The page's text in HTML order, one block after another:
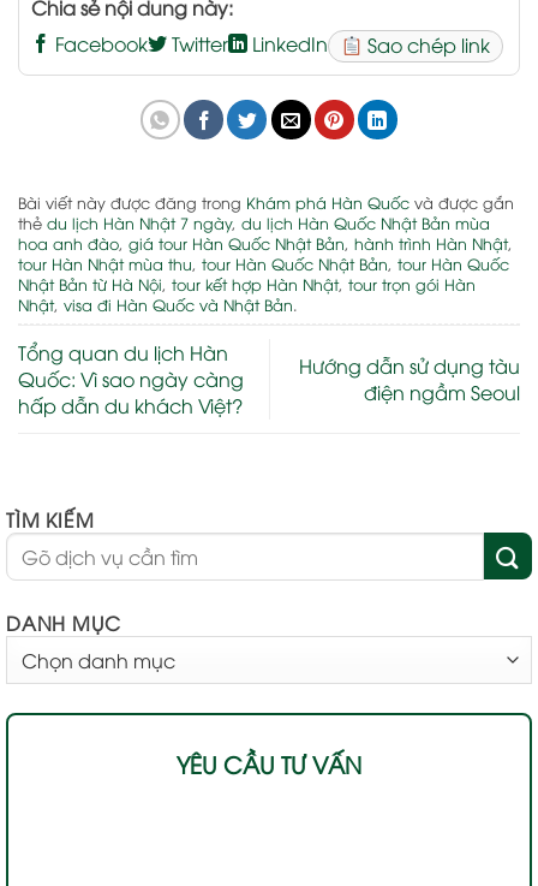
Chia sẻ nội dung này:
Facebook
Twitter LinkedIn Sao chép link
Bài viết này được đăng trong Khám phá Hàn Quốc và được gắn
thẻ du lịch Hàn Nhật 7 ngày, du lịch Hàn Quốc Nhật Bản mùa
hoa anh đào, giá tour Hàn Quốc Nhật Bản, hành trình Hàn Nhật,
tour Hàn Nhật mùa thu, tour Hàn Quốc Nhật Bản, tour Hàn Quốc
Nhật Bản từ Hà Nội, tour kết hợp Hàn Nhật, tour trọn gói Hàn
Nhật, visa đi Hàn Quốc và Nhật Bản.
Tổng quan du lịch Hàn
Quốc: Vì sao ngày càng
hấp dẫn du khách Việt?
Hướng dẫn sử dụng tàu
điện ngầm Seoul
TÌM KIẾM
DANH MỤC
MỤC
YÊU CẦU TƯ VẤN